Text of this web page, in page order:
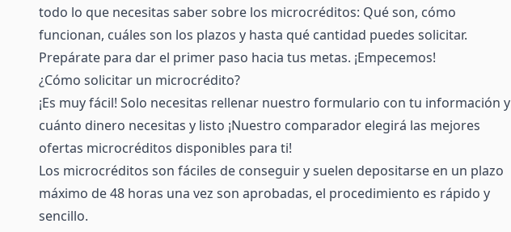
todo lo que necesitas saber sobre los microcréditos: Qué son, cómo
funcionan, cuáles son los plazos y hasta qué cantidad puedes solicitar.
Prepárate para dar el primer paso hacia tus metas. ¡Empecemos!
¿Cómo solicitar un microcrédito?
¡Es muy fácil! Solo necesitas rellenar nuestro formulario con tu información y
cuánto dinero necesitas y listo ¡Nuestro comparador elegirá las mejores
ofertas microcréditos disponibles para ti!
Los microcréditos son fáciles de conseguir y suelen depositarse en un plazo
máximo de 48 horas una vez son aprobadas, el procedimiento es rápido y
sencillo.